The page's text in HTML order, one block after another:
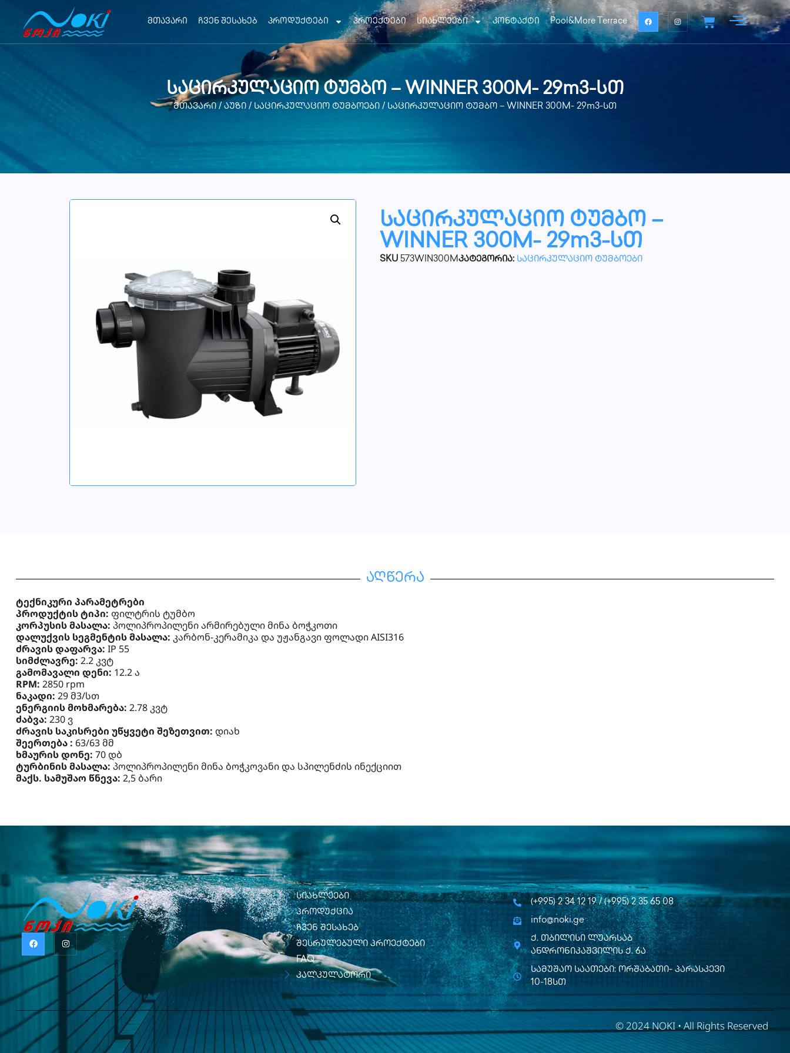
მთავარი ჩვენ შესახებ პროდუქტები პროექტები სიახლეები კონტაქტი Pool&More Terrace
საცირკულაციო ტუმბო – WINNER 300M- 29m3-სთ
მთავარი / აუზი / საცირკულაციო ტუმბოები / საცირკულაციო ტუმბო – WINNER 300M- 29m3-სთ
საცირკულაციო ტუმბო –
WINNER 300M- 29m3-სთ
SKU 573WIN300Mკატეგორია: საცირკულაციო ტუმბოები
აღწერა
ტექნიკური პარამეტრები
პროდუქტის ტიპი: ფილტრის ტუმბო
კორპუსის მასალა: პოლიპროპილენი არმირებული მინა ბოჭკოთი
დალუქვის სეგმენტის მასალა: კარბონ-კერამიკა და უჟანგავი ფოლადი AISI316
ძრავის დაფარვა: IP 55
სიმძლავრე: 2.2 კვტ
გამომავალი დენი: 12.2 ა
RPM: 2850 rpm
ნაკადი: 29 მ3/სთ
ენერგიის მოხმარება: 2.78 კვტ
ძაბვა: 230 ვ
ძრავის საკისრები უწყვეტი შეზეთვით: დიახ
შეერთება : 63/63 მმ
ხმაურის დონე: 70 დბ
ტურბინის მასალა: პოლიპროპილენი მინა ბოჭკოვანი და სპილენძის ინექციით
მაქს. სამუშაო წნევა: 2,5 ბარი
სიახლეები
პროდუქცია
ჩვენ შესახებ
შესრულებული პროექტები
FAQ
კალკულატორი
(+995) 2 34 12 19 / (+995) 2 35 65 08
info@noki.ge
ქ. თბილისი ლუარსაბ
ანდრონიკაშვილის ქ. 6ა
სამუშაო საათები: ორშაბათი- პარასკევი
10-18სთ
© 2024 NOKI • All Rights Reserved